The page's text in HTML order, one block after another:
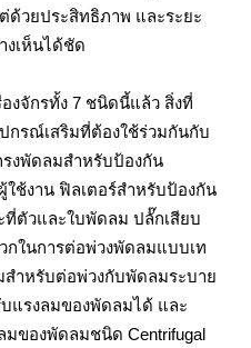
ด้วยประสิทธิภาพ และระยะ
งเห็นได้ชัด
งจักรทั้ง 7 ชนิดนี้แล้ว สิ่งที่
กรณ์เสริมที่ต้องใช้ร่วมกันกับ
งพัดลมสำหรับป้องกัน
ช้งาน ฟิลเตอร์สำหรับป้องกัน
ที่ตัวและใบพัดลม ปลั๊กเสียบ
ในการต่อพ่วงพัดลมแบบเท
ำหรับต่อพ่วงกับพัดลมระบาย
แรงลมของพัดลมได้ และ
ของพัดลมชนิด Centrifugal